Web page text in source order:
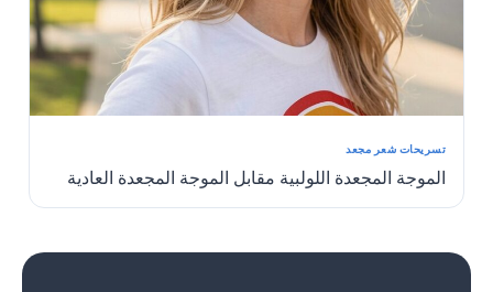
تسريحات شعر مجعد
الموجة المجعدة اللولبية مقابل الموجة المجعدة العادية